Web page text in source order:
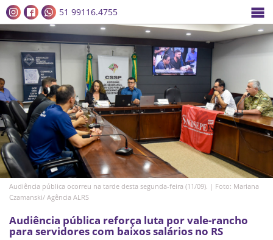
51 99116.4755
Audiência pública ocorreu na tarde desta segunda-feira (11/09). | Foto: Mariana
Czamanski/ Agência ALRS
Audiência pública reforça luta por vale-rancho
para servidores com baixos salários no RS